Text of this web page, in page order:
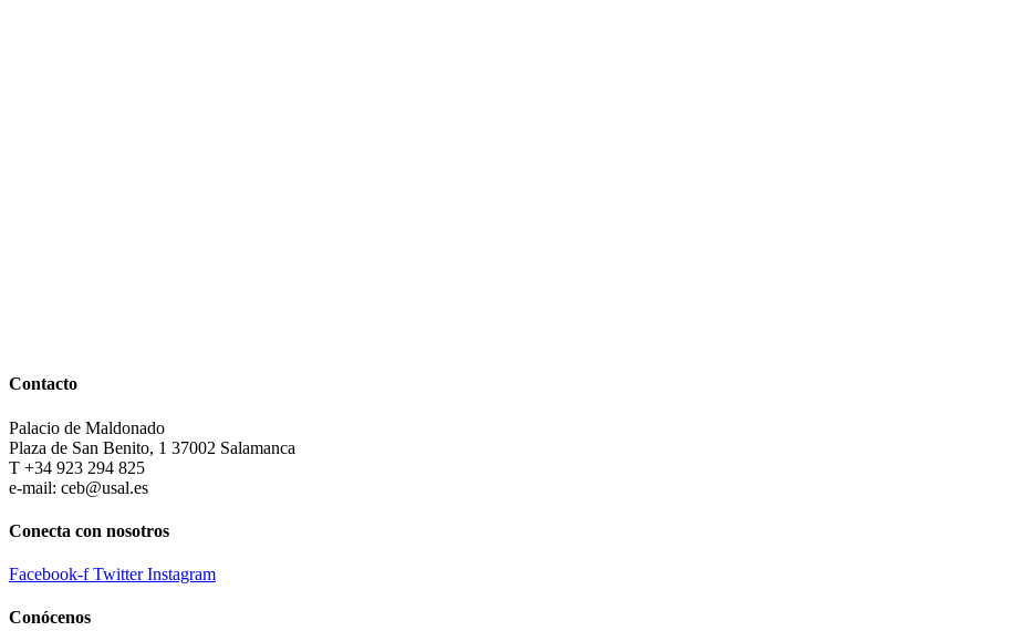
Contacto
Palacio de Maldonado
Plaza de San Benito, 1 37002 Salamanca
T +34 923 294 825
e-mail: ceb@usal.es
Conecta con nosotros
Facebook-f Twitter Instagram
Conócenos